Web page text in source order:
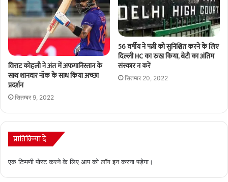
विराट कोहली ने अंत में अफगानिस्तान के
साथ शानदार नॉक के साथ किया अच्छा
प्रदर्शन
सितम्बर 9, 2022
56 वर्षीय ने पत्नी को सुनिश्चित करने के लिए
दिल्ली HC का रुख किया, बेटी का अंतिम
संस्कार न करें
सितम्बर 20, 2022
प्रातिक्रिया दे
एक टिप्पणी पोस्ट करने के लिए आप कोलॉग इनकरना पड़ेगा।